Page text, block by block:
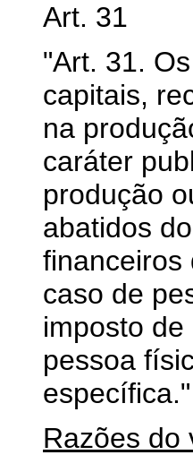
Art. 31
"Art. 31.
capitais,
na
caráter
produção
abatidos
financeiros
caso de
imposto
pessoa
específica."
Razões do